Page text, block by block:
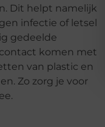
Dit helpt namelijk
infectie of letsel
gedeelde
komen met
van plastic en
Zo zorg je voor